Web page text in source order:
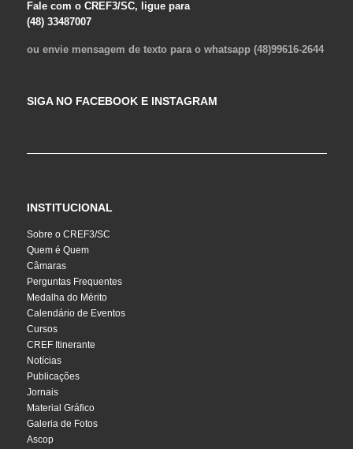
Fale com o CREF3/SC, ligue para
(48) 33487007
ou envie mensagem de texto para o whatsapp (48)99616-2644
SIGA NO FACEBOOK E INSTAGRAM
INSTITUCIONAL
Sobre o CREF3/SC
Quem é Quem
Câmaras
Perguntas Frequentes
Medalha do Mérito
Calendário de Eventos
Cursos
CREF Itinerante
Notícias
Publicações
Jornais
Material Gráfico
Galeria de Fotos
Ascop